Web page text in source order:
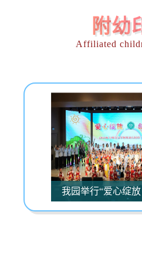
附幼
Affiliated
我园举行“爱心绽